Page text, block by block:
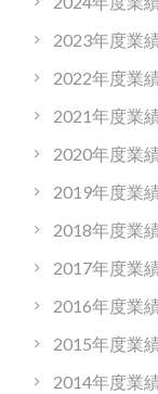
2023年度業
2022年度業
2021年度業
2020年度業
2019年度業
2018年度業
2017年度業
2016年度業
2015年度業
2014年度業